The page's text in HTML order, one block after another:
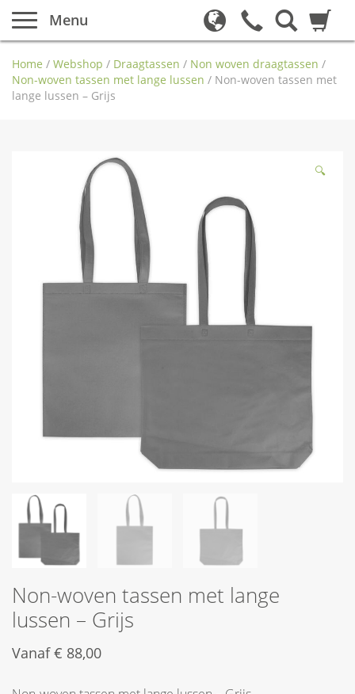
Menu
Home / Webshop / Draagtassen / Non woven draagtassen /
Non-woven tassen met lange lussen / Non-woven tassen met
lange lussen – Grijs
🔍
Non-woven tassen met lange
lussen – Grijs
Vanaf€ 88,00